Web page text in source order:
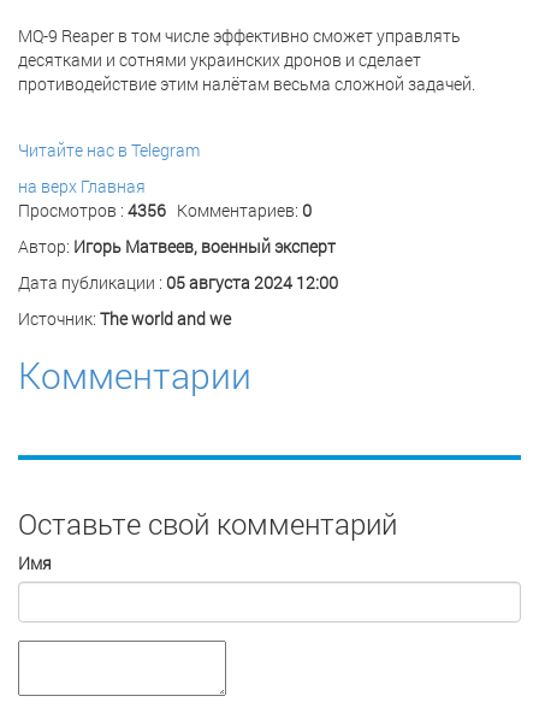
MQ-9 Reaper в том числе эффективно сможет управлять
десятками и сотнями украинских дронов и сделает
противодействие этим налётам весьма сложной задачей.
Читайте нас в Telegram
на верх Главная
Просмотров : 4356 Комментариев: 0
Автор: Игорь Матвеев, военный эксперт
Дата публикации : 05 августа 2024 12:00
Источник: The world and we
Комментарии
Оставьте свой комментарий
Имя